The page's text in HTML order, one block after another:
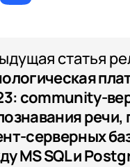
статья
community-
речи,
серверных
MS SQL и